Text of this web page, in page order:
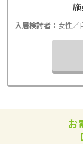
入居検討者： 女性／
お